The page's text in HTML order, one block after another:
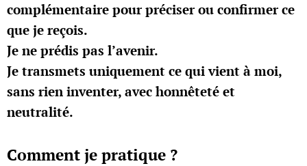
complémentaire pour préciser ou confirmer ce
que je reçois.
Je ne prédis pas l’avenir.
Je transmets uniquement ce qui vient à moi,
sans rien inventer, avec honnêteté et
neutralité.
Comment je pratique ?